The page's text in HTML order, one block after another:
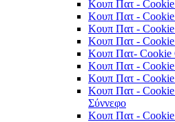
Κουπ Πατ - Cookie
Κουπ Πατ -
Κουπ Πατ - Cookie
Κουπ Πατ - Cookie
Κουπ Πατ- Cookie
Κουπ Πατ -
Κουπ Πατ -
Κουπ Πατ - Cookie
Σύννεφο
Κουπ Πατ - Cookie